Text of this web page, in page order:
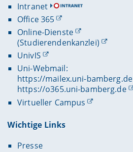
Intranet
Office 365
Online-Dienste
(Studierendenkanzlei)
UnivIS
Uni-Webmail:
https://mailex.uni-bamberg.de
https://o365.uni-bamberg.de
Virtueller Campus
Wichtige Links
Presse